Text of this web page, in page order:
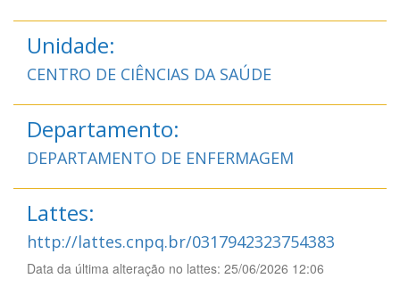
Unidade:
CENTRO DE CIÊNCIAS DA SAÚDE
Departamento:
DEPARTAMENTO DE ENFERMAGEM
Lattes:
http://lattes.cnpq.br/0317942323754383
Data da última alteração no lattes: 25/06/2026 12:06